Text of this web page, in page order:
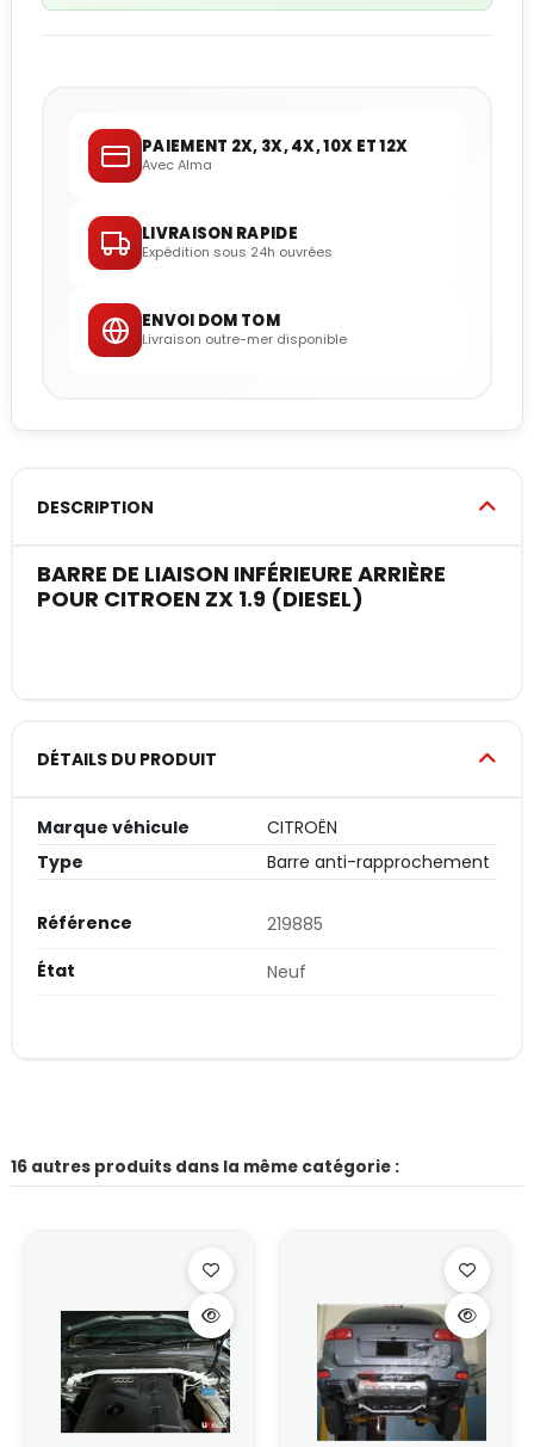
PAIEMENT 2X, 3X, 4X, 10X ET 12X
Avec Alma
LIVRAISON RAPIDE
Expédition sous 24h ouvrées
ENVOI DOM TOM
Livraison outre-mer disponible
DESCRIPTION
BARRE DE LIAISON INFÉRIEURE ARRIÈRE
POUR CITROEN ZX 1.9 (DIESEL)
DÉTAILS DU PRODUIT
Marque véhicule
CITROËN
Type
Barre anti-rapprochement
Référence
219885
État
Neuf
16 autres produits dans la même catégorie :